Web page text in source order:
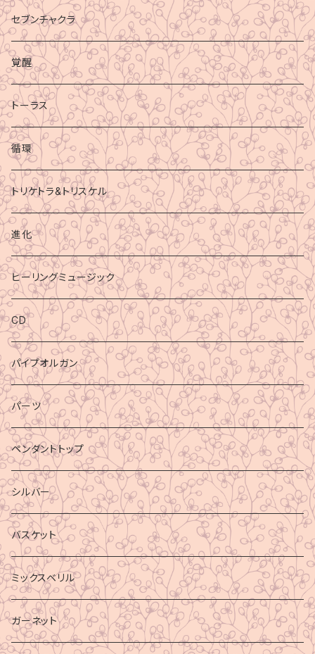
セブンチャクラ
覚醒
トーラス
循環
トリケトラ&トリスケル
進化
ヒーリングミュージック
CD
パイプオルガン
パーツ
ペンダントトップ
シルバー
バスケット
ミックスベリル
ガーネット